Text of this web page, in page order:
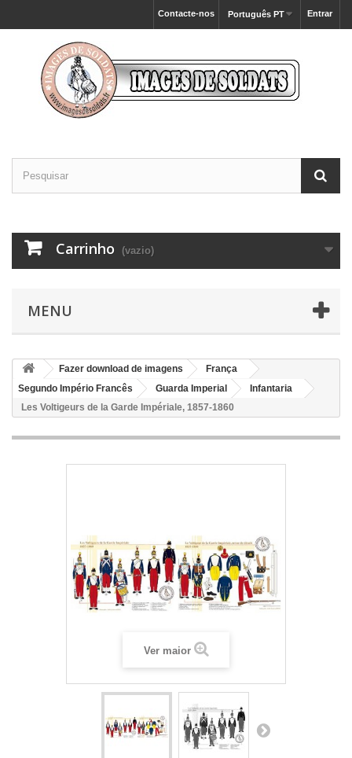
Entrar
Português PT
Contacte-nos
Carrinho (vazio)
MENU
Fazer download de imagens
França
Segundo Império Francês
Guarda Imperial
Infantaria
Les Voltigeurs de la Garde Impériale, 1857-1860
Ver maior